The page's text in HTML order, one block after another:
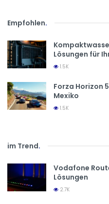
Empfohlen.
Lösungen für
1.5K
Forza Horizon
Mexiko
1.5K
im Trend.
Vodafone
Lösungen
2.7K